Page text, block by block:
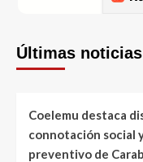
Últimas noticias
Coelemu destaca
connotación social
preventivo de